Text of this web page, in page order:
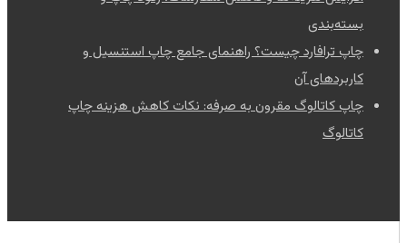
بسته‌بندی
چاپ ترافارد چیست؟ راهنمای جامع چاپ استنسیل و
کاربردهای آن
چاپ کاتالوگ مقرون به صرفه: نکات کاهش هزینه چاپ
کاتالوگ